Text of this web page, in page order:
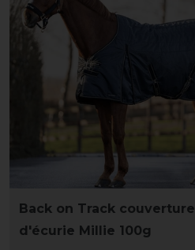
Back on Track couverture
d'écurie Millie 100g